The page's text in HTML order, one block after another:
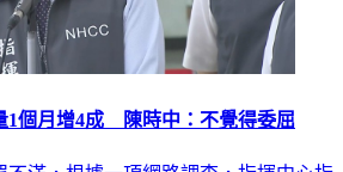
1個月增4成 陳時中：不覺得委屈